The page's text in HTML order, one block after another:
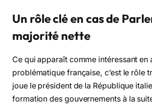
Un rôle clé en cas de
majorité nette
Ce qui apparaît comme intéressant en
problématique française, c’est le rôle
joue le président de la République
formation des gouvernements à la